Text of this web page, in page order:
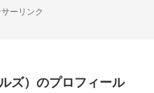
ーリンク
ズ）のプロフィール